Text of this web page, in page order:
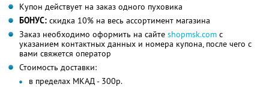
Купон действует на заказ одного пуховика
БОНУС: скидка 10% на весь ассортимент магазина
Заказ необходимо оформить на сайте shopmsk.com с
указанием контактных данных и номера купона, после чего с
вами свяжется оператор
Стоимость доставки:
в пределах МКАД - 300р.